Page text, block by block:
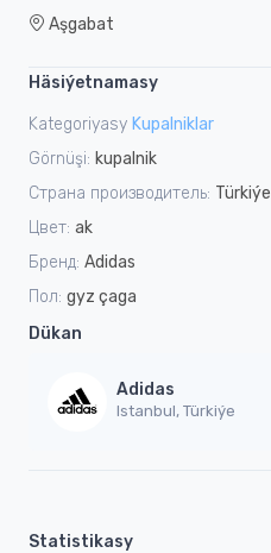
Aşgabat
Häsiýetnamasy
Kategoriyasy Kupalniklar
Görnüşi: kupalnik
Страна производитель: Türkiýe
Цвет: ak
Бренд: Adidas
Пол: gyz çaga
Dükan
Adidas
Istanbul, Türkiýe
Statistikasy